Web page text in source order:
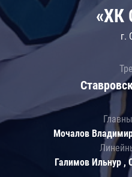
«ХК
г.
Мочалов
Галимов Ильнур ,